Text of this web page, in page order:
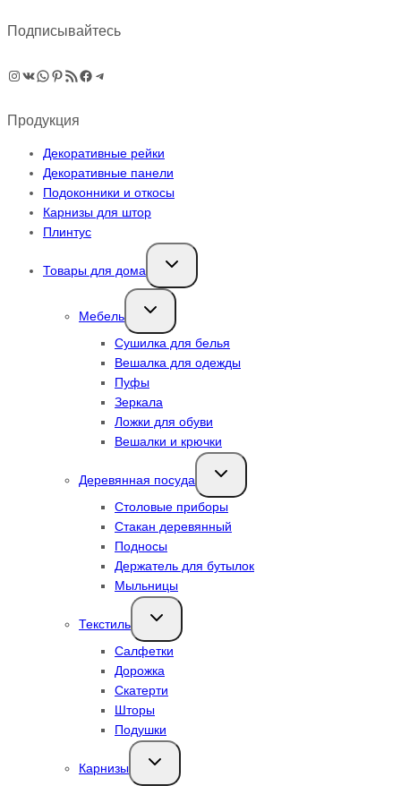
Подписывайтесь
Instagram
ВКонтакте
WhatsApp
Pinterest
RSS-рассылка
Facebook
Telegram
Продукция
Декоративные рейки
Декоративные панели
Подоконники и откосы
Карнизы для штор
Плинтус
Товары для дома
Переключить
дочернее
Мебель
Переключить
дочернее
Сушилка для белья
Вешалка для одежды
Пуфы
Зеркала
Ложки для обуви
Вешалки и крючки
Деревянная посуда
Переключить
дочернее
Столовые приборы
Стакан деревянный
Подносы
Держатель для бутылок
Мыльницы
Текстиль
Переключить
дочернее
Салфетки
Дорожка
Скатерти
Шторы
Подушки
Карнизы
Переключить
дочернее